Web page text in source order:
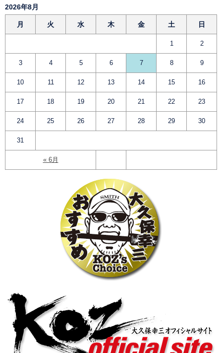
2026年8月
月 火 水 木 金 土 日
« 6月
1 2
3 4 5 6 7 8 9
10 11 12 13 14 15 16
17 18 19 20 21 22 23
24 25 26 27 28 29 30
31